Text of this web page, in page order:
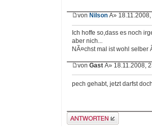
von Nilson Â»
Ich hoffe so,dass es noch
aber nich...
NÃ¤chst mal ist wohl
von Gast Â» 18.11.2008,
pech gehabt, jetzt darfst
Antwort erstellen